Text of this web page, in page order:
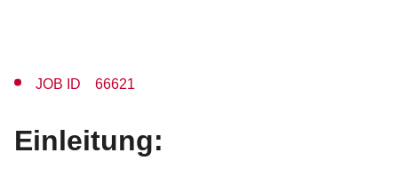
JOB ID 66621
Einleitung: